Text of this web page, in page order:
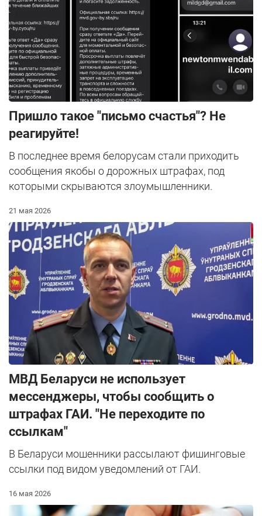
Пришло такое "письмо счастья"? Не
реагируйте!
В последнее время белорусам стали приходить
сообщения якобы о дорожных штрафах, под
которыми скрываются злоумышленники.
21 мая 2026
МВД Беларуси не использует
мессенджеры, чтобы сообщить о
штрафах ГАИ. "Не переходите по
ссылкам"
В Беларуси мошенники рассылают фишинговые
ссылки под видом уведомлений от ГАИ.
16 мая 2026